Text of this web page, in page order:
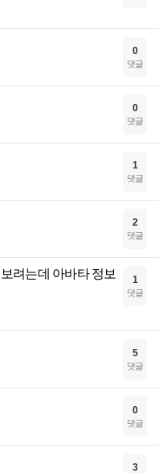
0
댓글
0
댓글
1
댓글
2
댓글
려는데 아바타 정보
1
댓글
5
댓글
0
댓글
3